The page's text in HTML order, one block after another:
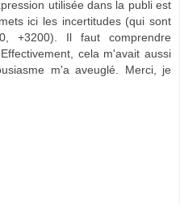
utilisée dans la publi est
ici les incertitudes (qui sont
+3200). Il faut comprendre
cela m'avait aussi
m'a aveuglé. Merci, je